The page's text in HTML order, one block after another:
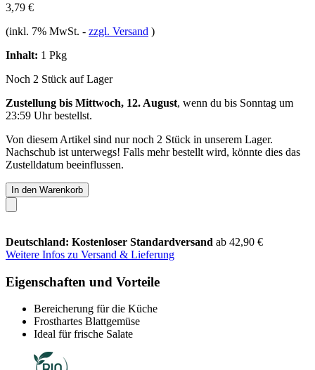
3,79 €
(inkl. 7% MwSt. - zzgl. Versand )
Inhalt: 1 Pkg
Noch 2 Stück auf Lager
Zustellung bis Mittwoch, 12. August, wenn du bis Sonntag um
23:59 Uhrbestellst.
Von diesem Artikel sind nur noch 2 Stück in unserem Lager.
Nachschub ist unterwegs! Falls mehr bestellt wird, könnte dies das
Zustelldatum beeinflussen.
In den Warenkorb
Deutschland: Kostenloser Standardversand ab 42,90 €
Weitere Infos zu Versand & Lieferung
Eigenschaften und Vorteile
Bereicherung für die Küche
Frosthartes Blattgemüse
Ideal für frische Salate